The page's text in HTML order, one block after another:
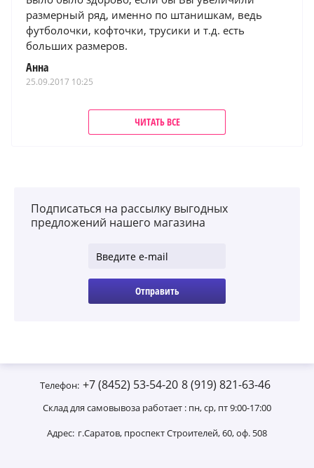
ряд, именно по штанишкам, ведь
кофточки, трусики и т.д. есть
размеров.
10:25
Александр
30.05.2017
ЧИТАТЬ ВСЕ
Подписаться на рассылку выгодных
предложений нашего магазина
Отправить
Телефон: +7 (8452) 53-54-20 8 (919) 821-63-46
Склад для самовывоза работает : пн, ср, пт 9:00-17:00
Адрес: г.Саратов, проспект Строителей, 60, оф. 508